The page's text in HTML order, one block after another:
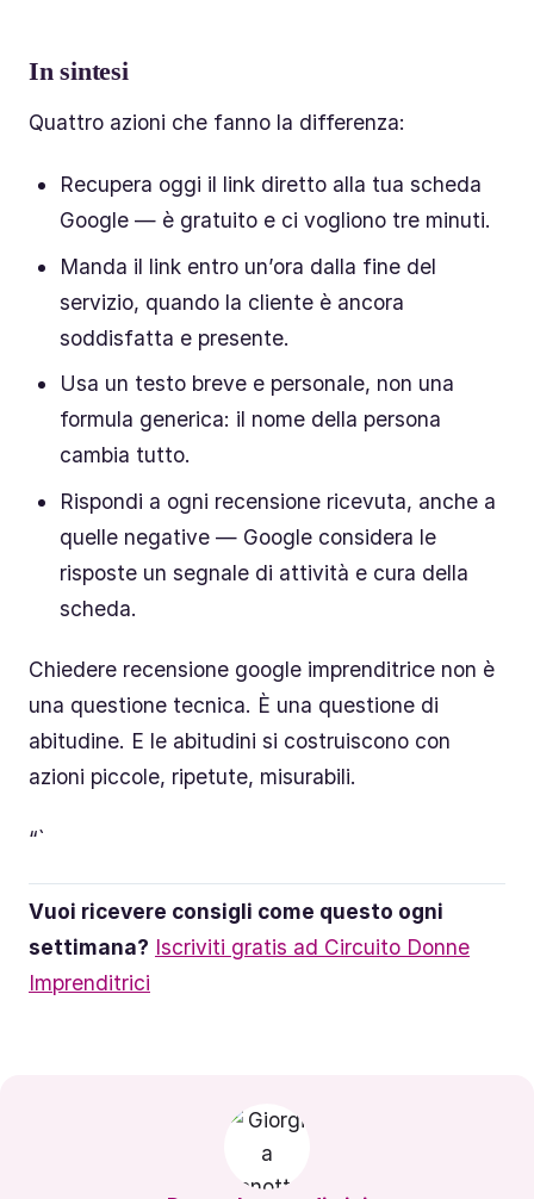
In sintesi
Quattro azioni che fanno la differenza:
Recupera oggi il link diretto alla tua scheda
Google — è gratuito e ci vogliono tre minuti.
Manda il link entro un’ora dalla fine del
servizio, quando la cliente è ancora
soddisfatta e presente.
Usa un testo breve e personale, non una
formula generica: il nome della persona
cambia tutto.
Rispondi a ogni recensione ricevuta, anche a
quelle negative — Google considera le
risposte un segnale di attività e cura della
scheda.
Chiedere recensione google imprenditrice non è
una questione tecnica. È una questione di
abitudine. E le abitudini si costruiscono con
azioni piccole, ripetute, misurabili.
“`
Vuoi ricevere consigli come questo ogni
settimana? Iscriviti gratis ad Circuito Donne
Imprenditrici